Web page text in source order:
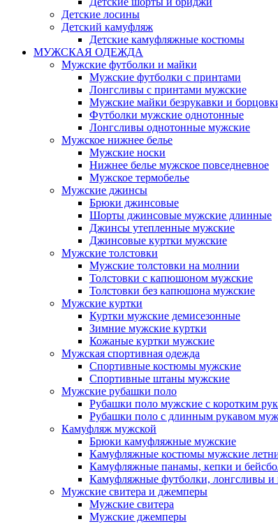
Детские лосины
Детский камуфляж
Детские камуфляжные костюмы
МУЖСКАЯ ОДЕЖДА
Мужские футболки и майки
Мужские футболки с принтами
Лонгсливы с принтами мужские
Мужские майки безрукавки и
Футболки мужские однотонные
Лонгсливы однотонные мужские
Мужское нижнее белье
Мужские носки
Нижнее белье мужское повседневное
Мужское термобелье
Мужские джинсы
Брюки джинсовые
Шорты джинсовые мужские длинные
Джинсы утепленные мужские
Джинсовые куртки мужские
Мужские толстовки
Мужские толстовки на молнии
Толстовки с капюшоном мужские
Толстовки без капюшона мужские
Мужские куртки
Куртки мужские демисезонные
Зимние мужские куртки
Кожаные куртки мужские
Мужская спортивная одежда
Спортивные костюмы мужские
Спортивные штаны мужские
Мужские рубашки поло
Рубашки поло мужские с коротким
Рубашки поло с длинным рукавом
Камуфляж мужской
Брюки камуфляжные мужские
Камуфляжные костюмы мужские
Камуфляжные панамы, кепки и
Камуфляжные футболки, лонгсливы и
Мужские свитера и джемперы
Мужские свитера
Мужские джемперы